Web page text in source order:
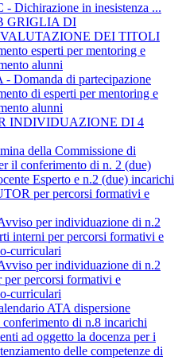
- Dichirazione in inesistenza ...
GRIGLIA DI
DEI TITOLI
esperti per mentoring e
alunni
Domanda di partecipazione
di esperti per mentoring e
alunni
INDIVIDUAZIONE DI 4
della Commissione di
il conferimento di n. 2 (due)
Esperto e n.2 (due) incarichi
per percorsi formativi e
per individuazione di n.2
interni per percorsi formativi e
curriculari
per individuazione di n.2
per percorsi formativi e
curriculari
ATA dispersione
di n.8 incarichi
ad oggetto la docenza per i
delle competenze di